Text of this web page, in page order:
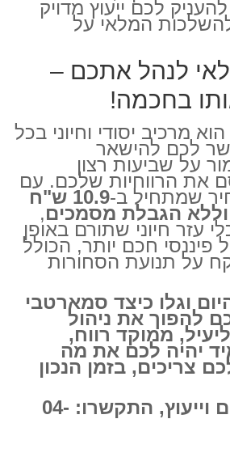
לכם ייעוץ מדויק
להשלכות המלאי על
לנהל אתכם –
בחכמה!
הוא מרכיב יסודי וחיוני בכל
לכם להישאר
על שביעות רצון
את הרווחיות שלכם. עם
שמתחיל ב- 10.9 ש"ח
הגבלת מסמכים,
עזר חיוני שתורם באופן
פיננסי חכם יותר, הכולל
על תנועת הסחורות
וגלו כיצד סמארטבי
להפוך את ניהול
ממוקד רווח,
יהיה לכם את מה
צריכים, בזמן הנכון
לפרטים נוספים וייעוץ, התקשרו: 04-